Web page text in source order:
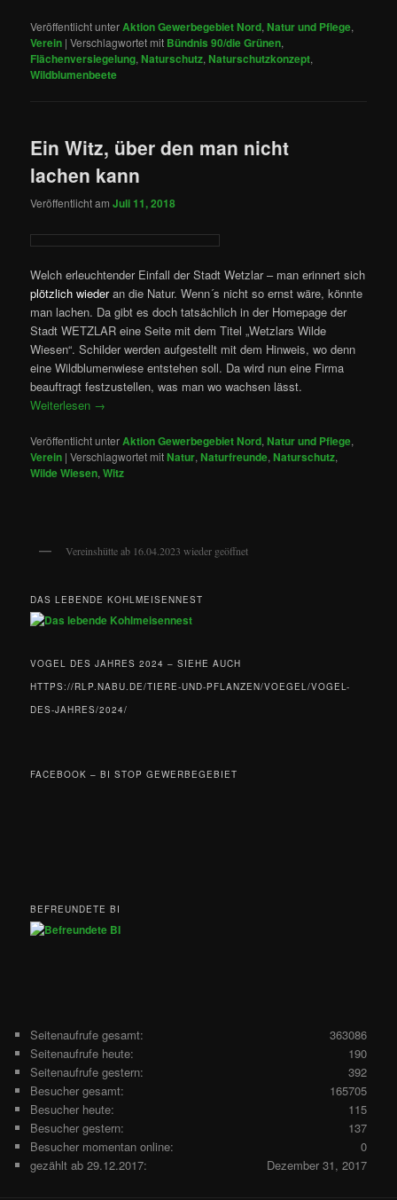
Veröffentlicht unterAktion Gewerbegebiet Nord,Natur und Pflege,
Verein |Verschlagwortet mit Bündnis 90/die Grünen,
Flächenversiegelung,Naturschutz,Naturschutzkonzept,
Wildblumenbeete
Ein Witz, über den man nicht
lachen kann
Veröffentlicht amJuli 11, 2018
Welch erleuchtender Einfall der Stadt Wetzlar – man erinnert sich
plötzlich wiederan die Natur. Wenn´s nicht so ernst wäre, könnte
man lachen. Da gibt es doch tatsächlich in der Homepage der
Stadt WETZLAR eine Seite mit dem Titel „Wetzlars Wilde
Wiesen“. Schilder werden aufgestellt mit dem Hinweis, wo denn
eine Wildblumenwiese entstehen soll. Da wird nun eine Firma
beauftragt festzustellen, was man wo wachsen lässt.
Weiterlesen →
Veröffentlicht unterAktion Gewerbegebiet Nord,Natur und Pflege,
Verein |Verschlagwortet mitNatur,Naturfreunde,Naturschutz,
Wilde Wiesen,Witz
Vereinshütte ab 16.04.2023 wieder geöffnet
DAS LEBENDE KOHLMEISENNEST
VOGEL DES JAHRES 2024 – SIEHE AUCH
HTTPS://RLP.NABU.DE/TIERE-UND-PFLANZEN/VOEGEL/VOGEL-
DES-JAHRES/2024/
FACEBOOK – BI STOP GEWERBEGEBIET
BEFREUNDETE BI
363086
Seitenaufrufe gesamt:
190
Seitenaufrufe heute:
392
Seitenaufrufe gestern:
165705
Besucher gesamt:
115
Besucher heute:
137
Besucher gestern:
0
Besucher momentan online:
Dezember 31, 2017
gezählt ab 29.12.2017: